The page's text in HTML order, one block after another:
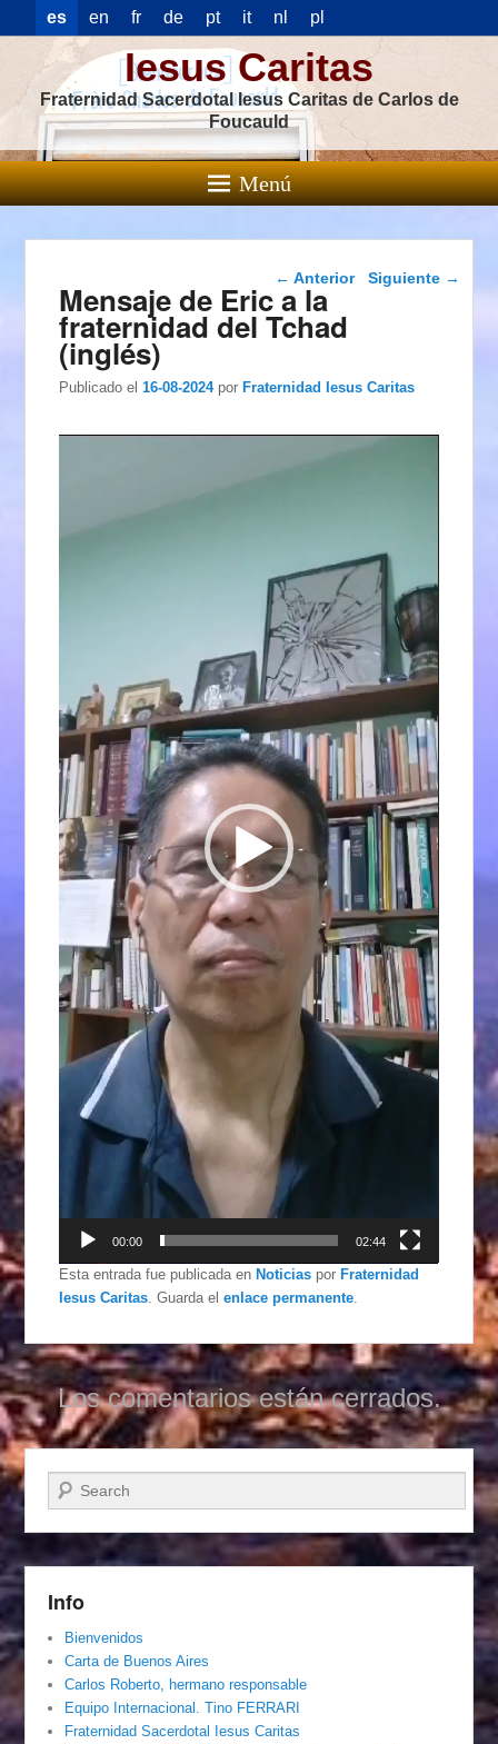
es en fr de pt it nl pl
Iesus Caritas
Fraternidad Sacerdotal Iesus Caritas de Carlos de
Foucauld
Menú
Navegación de
entradas
← Anterior Siguiente →
Mensaje de Eric a la
fraternidad del Tchad
(inglés)
Publicado el 16-08-2024 porFraternidad Iesus Caritas
00:00 02:44
Esta entrada fue publicada en Noticias por Fraternidad
Iesus Caritas. Guarda elenlace permanente.
Los comentarios están cerrados.
Buscar
Info
Bienvenidos
Carta de Buenos Aires
Carlos Roberto, hermano responsable
Equipo Internacional. Tino FERRARI
Fraternidad Sacerdotal Iesus Caritas